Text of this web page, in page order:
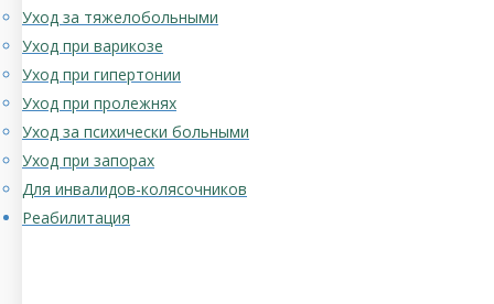
Уход за тяжелобольными
Уход при варикозе
Уход при гипертонии
Уход при пролежнях
Уход за психически больными
Уход при запорах
Для инвалидов-колясочников
Реабилитация